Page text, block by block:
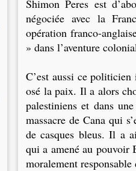
Shimon Peres est
négociée avec la
opération franco-
» dans l’aventure
C’est aussi ce
osé la paix. Il a alors
palestiniens et dans
massacre de Cana qui
de casques bleus. Il a
qui a amené au pouvoir
moralement responsable